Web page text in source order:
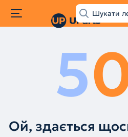
5
Ой, здається